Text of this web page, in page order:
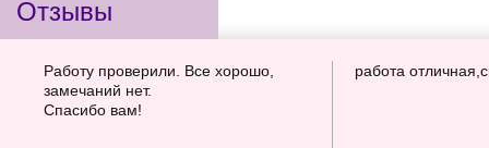
Отзывы
Работу проверили. Все хорошо,
замечаний нет.
Спасибо вам!
работа